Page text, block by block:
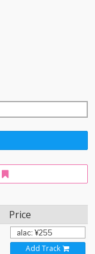
Price
Add Track